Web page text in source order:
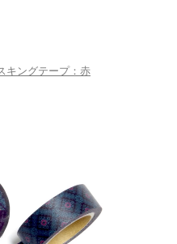
キングテープ：赤